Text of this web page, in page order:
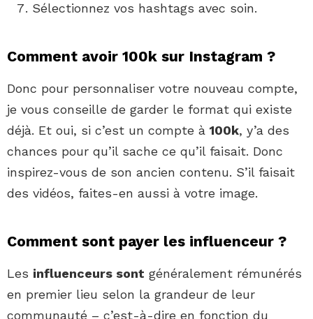
Sélectionnez vos hashtags avec soin.
Comment avoir 100k sur Instagram ?
Donc pour personnaliser votre nouveau compte,
je vous conseille de garder le format qui existe
déjà. Et oui, si c’est un compte à 100k, y’a des
chances pour qu’il sache ce qu’il faisait. Donc
inspirez-vous de son ancien contenu. S’il faisait
des vidéos, faites-en aussi à votre image.
Comment sont payer les influenceur ?
Les influenceurs sont généralement rémunérés
en premier lieu selon la grandeur de leur
communauté – c’est-à-dire en fonction du